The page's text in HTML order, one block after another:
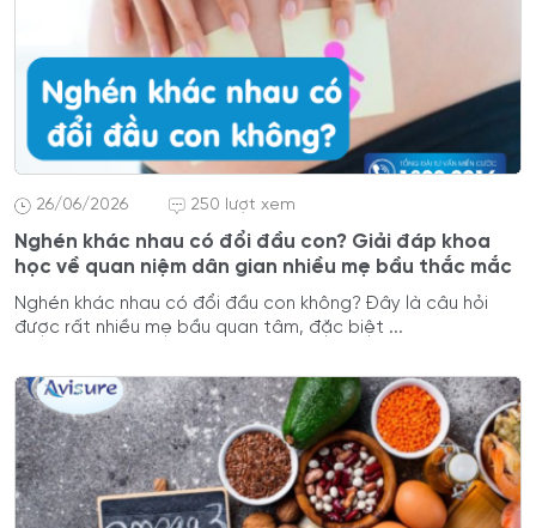
26/06/2026 250 lượt xem
Nghén khác nhau có đổi đầu con? Giải đáp khoa
học về quan niệm dân gian nhiều mẹ bầu thắc mắc
Nghén khác nhau có đổi đầu con không? Đây là câu hỏi
được rất nhiều mẹ bầu quan tâm, đặc biệt ...